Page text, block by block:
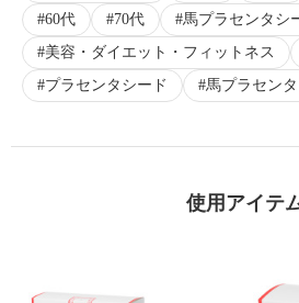
60代
70代
馬プラセンタシ
美容・ダイエット・フィットネス
プラセンタシード
馬プラセン
使用アイテ